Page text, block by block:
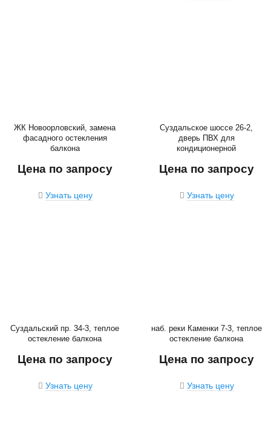
ЖК Новоорловский, замена
фасадного остекления
балкона
Цена по запросу
Узнать цену
Суздальское шоссе 26-2,
дверь ПВХ для
кондиционерной
Цена по запросу
Узнать цену
Суздальский пр. 34-3, теплое
остекление балкона
Цена по запросу
Узнать цену
наб. реки Каменки 7-3, теплое
остекление балкона
Цена по запросу
Узнать цену